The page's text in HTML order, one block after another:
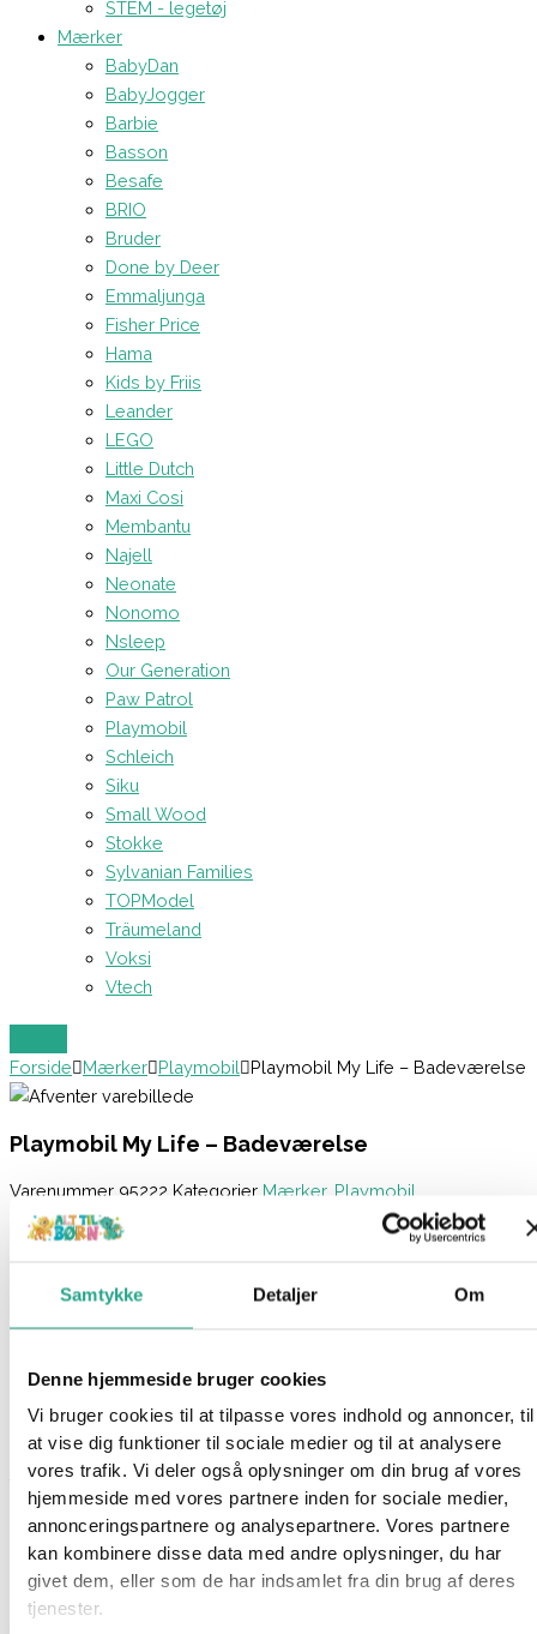
Samtykke Detaljer Om
Denne hjemmeside bruger cookies
Vi bruger cookies til at tilpasse vores indhold og annoncer, til
at vise dig funktioner til sociale medier og til at analysere
vores trafik. Vi deler også oplysninger om din brug af vores
hjemmeside med vores partnere inden for sociale medier,
annonceringspartnere og analysepartnere. Vores partnere
kan kombinere disse data med andre oplysninger, du har
givet dem, eller som de har indsamlet fra din brug af deres
tjenester.
STEM - legetøj
Mærker
BabyDan
BabyJogger
Barbie
Basson
Besafe
BRIO
Bruder
Done by Deer
Emmaljunga
Fisher Price
Hama
Kids by Friis
Leander
LEGO
Little Dutch
Maxi Cosi
Membantu
Najell
Neonate
Nonomo
Nsleep
Our Generation
Paw Patrol
Playmobil
Schleich
Siku
Small Wood
Stokke
Sylvanian Families
TOPModel
Träumeland
Voksi
Vtech
Forside Mærker Playmobil Playmobil My Life – Badeværelse
Playmobil My Life – Badeværelse
Varenummer 95222 Kategorier Mærker, Playmobil
Beskrivelse
Sjov i badeoasen: PLAYMOBIL-badeværelse af bæredygtigt
masser af tilbehør til detaljerede rollespil.
Det moderne badeværelse er et ægte wellness-paradis. Med
fritstående badekar, brusekabine, håndvask og masser af
badeværelsestilbehør. Til den individuelle udvidelse af det nye
hus med vinterstue. Kan kombineres perfekt med de andre
Specifikationer